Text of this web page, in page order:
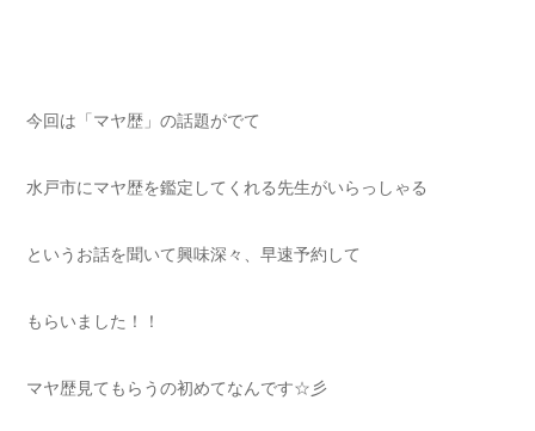
今回は「マヤ歴」の話題がでて
水戸市にマヤ歴を鑑定してくれる先生がいらっしゃる
というお話を聞いて興味深々、早速予約して
もらいました！！
マヤ歴見てもらうの初めてなんです☆彡